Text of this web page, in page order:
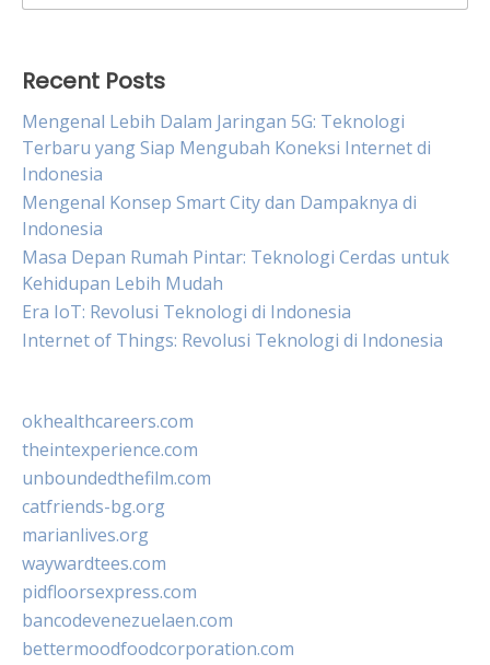
for:
Recent Posts
Mengenal Lebih Dalam Jaringan 5G: Teknologi
Terbaru yang Siap Mengubah Koneksi Internet di
Indonesia
Mengenal Konsep Smart City dan Dampaknya di
Indonesia
Masa Depan Rumah Pintar: Teknologi Cerdas untuk
Kehidupan Lebih Mudah
Era IoT: Revolusi Teknologi di Indonesia
Internet of Things: Revolusi Teknologi di Indonesia
okhealthcareers.com
theintexperience.com
unboundedthefilm.com
catfriends-bg.org
marianlives.org
waywardtees.com
pidfloorsexpress.com
bancodevenezuelaen.com
bettermoodfoodcorporation.com